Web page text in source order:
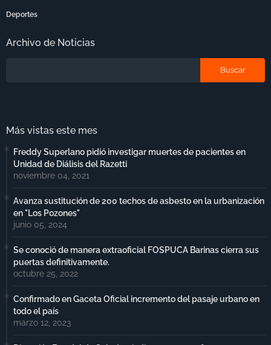
Deportes
Archivo de Noticias
Más vistas este mes
Freddy Superlano pidió investigar muertes de pacientes en
Unidad de Diálisis del Razetti
noviembre 04, 2021
Avanza sustitución de 200 techos de asbesto en la urbanización
en "Los Pozones"
junio 05, 2024
Se conoció de manera extraoficial FOSPUCA Barinas cierra sus
puertas definitivamente.
octubre 25, 2022
Confirmado en Gaceta Oficial incremento del pasaje urbano en
todo el país
marzo 12, 2023